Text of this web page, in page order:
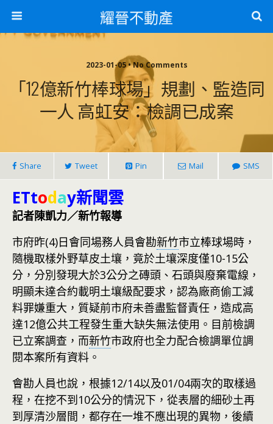
耀晉不動產
2023-01-05 • No Comments
「12億新竹棒球場」規劃、監造同
一人 高虹安：檢調已成案
Share Tweet Pin Mail SMS
ETtoday新聞雲
記者陳凱力／新竹報導
市府昨(4)日會同場務人員會勘新竹市立棒球場時，
隨機取樣外野草皮土壤，竟於土壤深度僅10-15公
分，分別發現大於3公分之磚頭、石頭與廢棄電線，
明顯未達合約載明土壤級配要求，認為廠商偷工減
料罪嫌重大，質疑前市府未善盡監督責任，造成高
達12億公共工程發生重大缺失無法使用。目前檢調
已立案調查，而新竹市政府也全力配合檢調單位調
閱本案所有資料。
會勘人員也說，根據12/14以及01/04兩次的取樣過
程，在挖不到10公分的情況下，從表層的細砂土再
到厚清沙層間，都存在一堆不應出現的異物，後續